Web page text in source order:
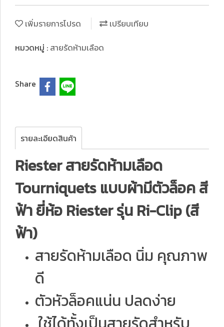
เพิ่มรายการโปรด
เปรียบเทียบ
หมวดหมู่ : สายรัดห้ามเลือด
Share
รายละเอียดสินค้า
Riester สายรัดห้ามเลือด
Tourniquets แบบผ้ามีตัวล็อค สี
ฟ้า ยี่ห้อ Riester รุ่น Ri-Clip (สี
ฟ้า)
สายรัดห้ามเลือด นิ่ม คุณภาพ
ดี
ตัวหัวล็อคแน่น ปลดง่าย